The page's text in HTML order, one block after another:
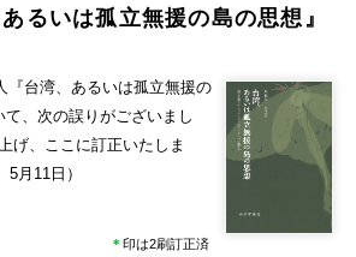
るいは孤立無援の島の思想』
『台湾、あるいは孤立無援の
、次の誤りがございまし
げ、ここに訂正いたしま
月11日）
＊ 印は2刷訂正済